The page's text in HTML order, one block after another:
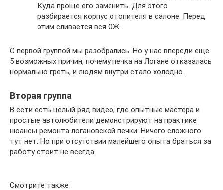
Куда проще его заменить. Для этого
разбирается корпус отопителя в салоне. Перед
этим сливается вся ОЖ.
С первой группой мы разобрались. Но у нас впереди еще
5 возможных причин, почему печка на Логане отказалась
нормально греть, и людям внутри стало холодно.
Вторая группа
В сети есть целый ряд видео, где опытные мастера и
простые автолюбители демонстрируют на практике
нюансы ремонта логановской печки. Ничего сложного
тут нет. Но при отсутствии малейшего опыта браться за
работу стоит не всегда.
Смотрите также